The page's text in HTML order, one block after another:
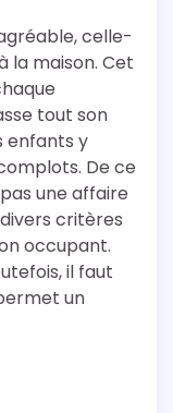
celle-
la maison. Cet
tout son
enfants y
De ce
une affaire
critères
occupant.
il faut
un